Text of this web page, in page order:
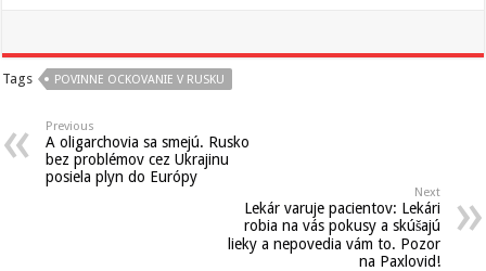
Tags POVINNE OCKOVANIE V RUSKU
Previous
A oligarchovia sa smejú. Rusko
bez problémov cez Ukrajinu
posiela plyn do Európy
Next
Lekár varuje pacientov: Lekári
robia na vás pokusy a skúšajú
lieky a nepovedia vám to. Pozor
na Paxlovid!